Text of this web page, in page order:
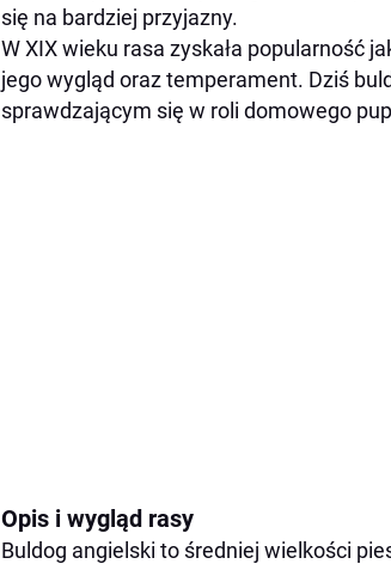
się na bardziej przyjazny.
W XIX wieku rasa zyskała popularność
jego wygląd oraz temperament. Dziś
sprawdzającym się w roli domowego
Opis i wygląd rasy
Buldog angielski to średniej wielkości